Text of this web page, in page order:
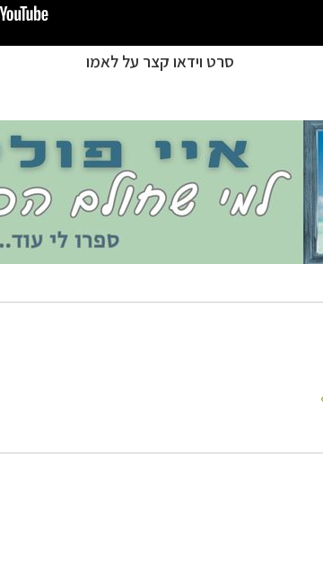
סרט וידאו קצר על לאמו
היעדים »
לחצו לרשימת היעדים »
לחצו לרשימת היעדים »